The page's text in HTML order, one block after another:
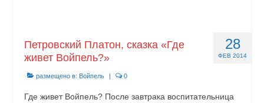
28
ФЕВ 2014
Петровский Платон, сказка «Где
живет Войпель?»
размещено в: Войпель | 0
Где живет Войпель? После завтрака воспитательница